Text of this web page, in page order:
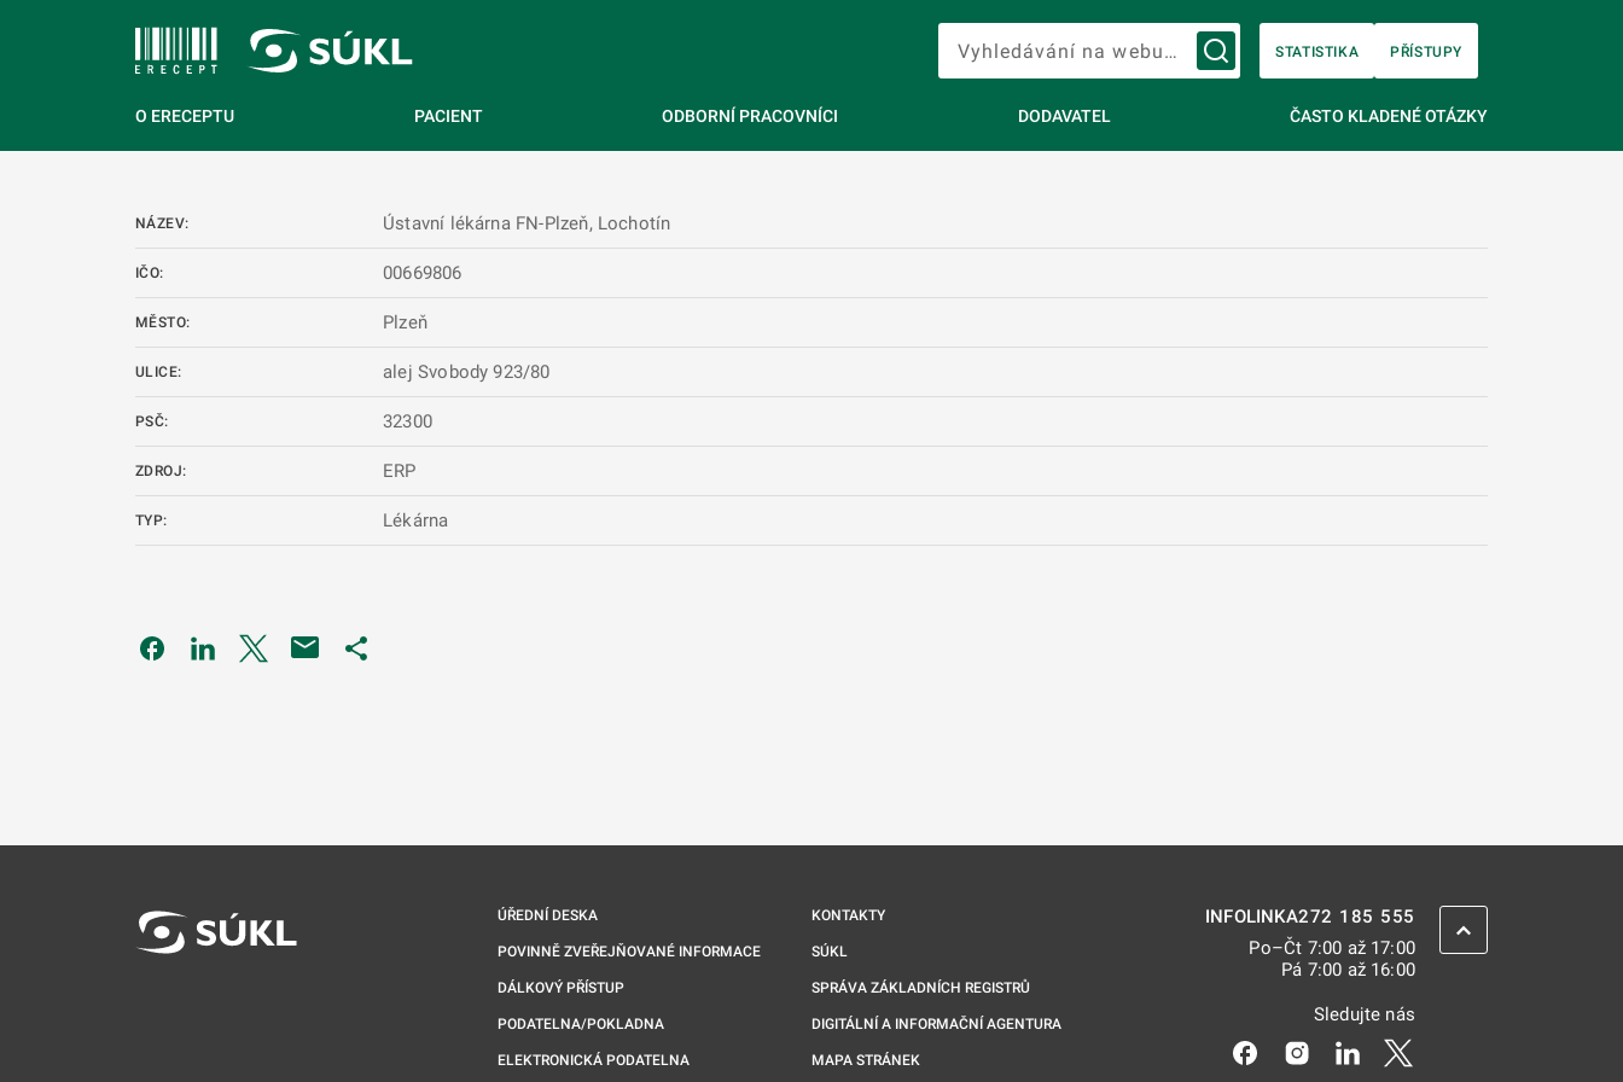
Vyhledávání na webu…
STATISTIKA PŘÍSTUPY
O ERECEPTU PACIENT ODBORNÍ PRACOVNÍCI DODAVATEL ČASTO KLADENÉ OTÁZKY
NÁZEV: Ústavní lékárna FN-Plzeň, Lochotín
IČO: 00669806
MĚSTO: Plzeň
ULICE: alej Svobody 923/80
PSČ: 32300
ZDROJ: ERP
TYP: Lékárna
Odkaz se otevře na nové kartě
Odkaz se otevře na nové kartě
Odkaz se otevře na nové kartě
ÚŘEDNÍ DESKA
POVINNĚ ZVEŘEJŇOVANÉ INFORMACE
DÁLKOVÝ PŘÍSTUP
PODATELNA/POKLADNA
ELEKTRONICKÁ PODATELNA
KONTAKTY
SÚKL
SPRÁVA ZÁKLADNÍCH REGISTRŮ
DIGITÁLNÍ A INFORMAČNÍ AGENTURA
MAPA STRÁNEK
INFOLINKA272 185 555
Po–Čt 7:00 až 17:00
Pá 7:00 až 16:00
Sledujte nás
Odkaz se otevře na nové kartě
Odkaz se otevře na nové kartě
Odkaz se otevře na nové
ZPĚT NAHORU